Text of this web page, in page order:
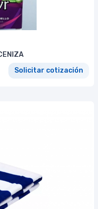
Solicitar cotización